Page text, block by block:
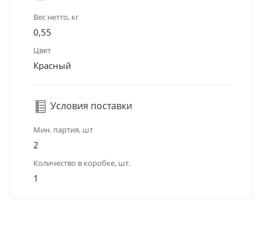
Вес нетто, кг
0,55
Цвет
Красный
Условия поставки
Мин. партия, шт
2
Количество в коробке, шт.
1